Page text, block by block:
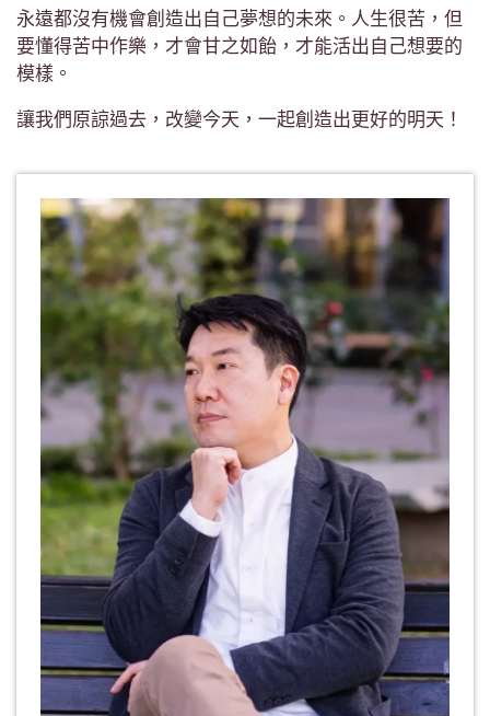
永遠都沒有機會創造出自己夢想的未來。人生很苦，但
要懂得苦中作樂，才會甘之如飴，才能活出自己想要的
模樣。
讓我們原諒過去，改變今天，一起創造出更好的明天！